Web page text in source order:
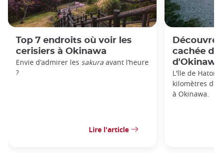
Top 7 endroits où voir les
cerisiers à Okinawa
Envie d’admirer les sakura avant l’heure
?
Lire l'article
cachée
d'Okinawa
L'île de
kilomètres de
à Okinawa.